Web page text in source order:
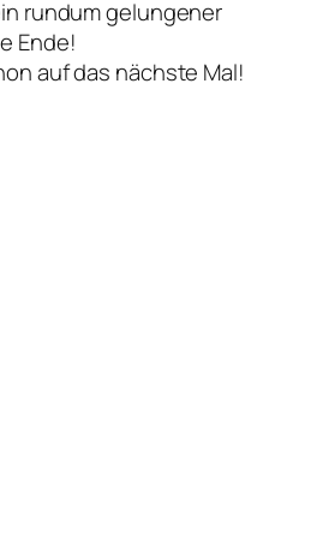
rundum gelungener
Ende!
auf das nächste Mal!